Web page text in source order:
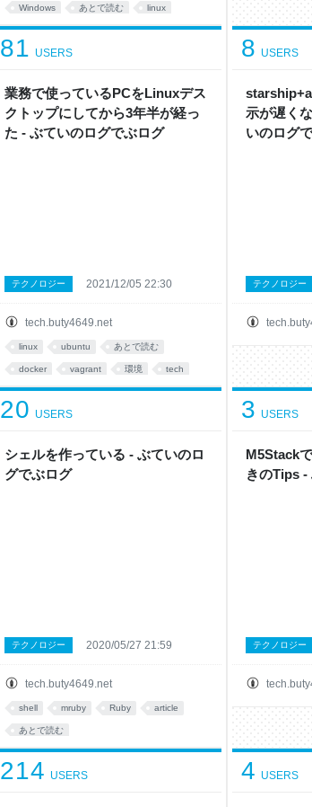
Windows あとで読む linux
業務で使っているPCをLinuxデス
クトップにしてから3年半が経っ
た - ぶていのログでぶログ
81 USERS
tech.buty4649.net
テクノロジー 2021/12/05 22:30
linux ubuntu あとで読む
docker vagrant 環境 tech
示が遅く
いのログ
8 USERS
テクノロジー
シェルを作っている - ぶていのロ
グでぶログ
20 USERS
tech.buty4649.net
テクノロジー 2020/05/27 21:59
shell mruby Ruby article
あとで読む
M5Stack
きのTips -
3 USERS
テクノロジー
214 USERS 4 USERS